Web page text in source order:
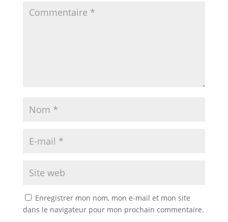
Enregistrer mon nom, mon e-mail et mon site
dans le navigateur pour mon prochain commentaire.